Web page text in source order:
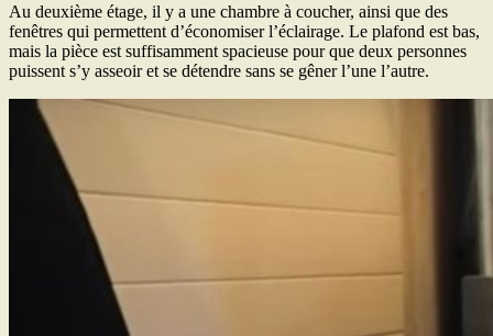
Au deuxième étage, il y a une chambre à coucher, ainsi que des
fenêtres qui permettent d’économiser l’éclairage. Le plafond est bas,
mais la pièce est suffisamment spacieuse pour que deux personnes
puissent s’y asseoir et se détendre sans se gêner l’une l’autre.